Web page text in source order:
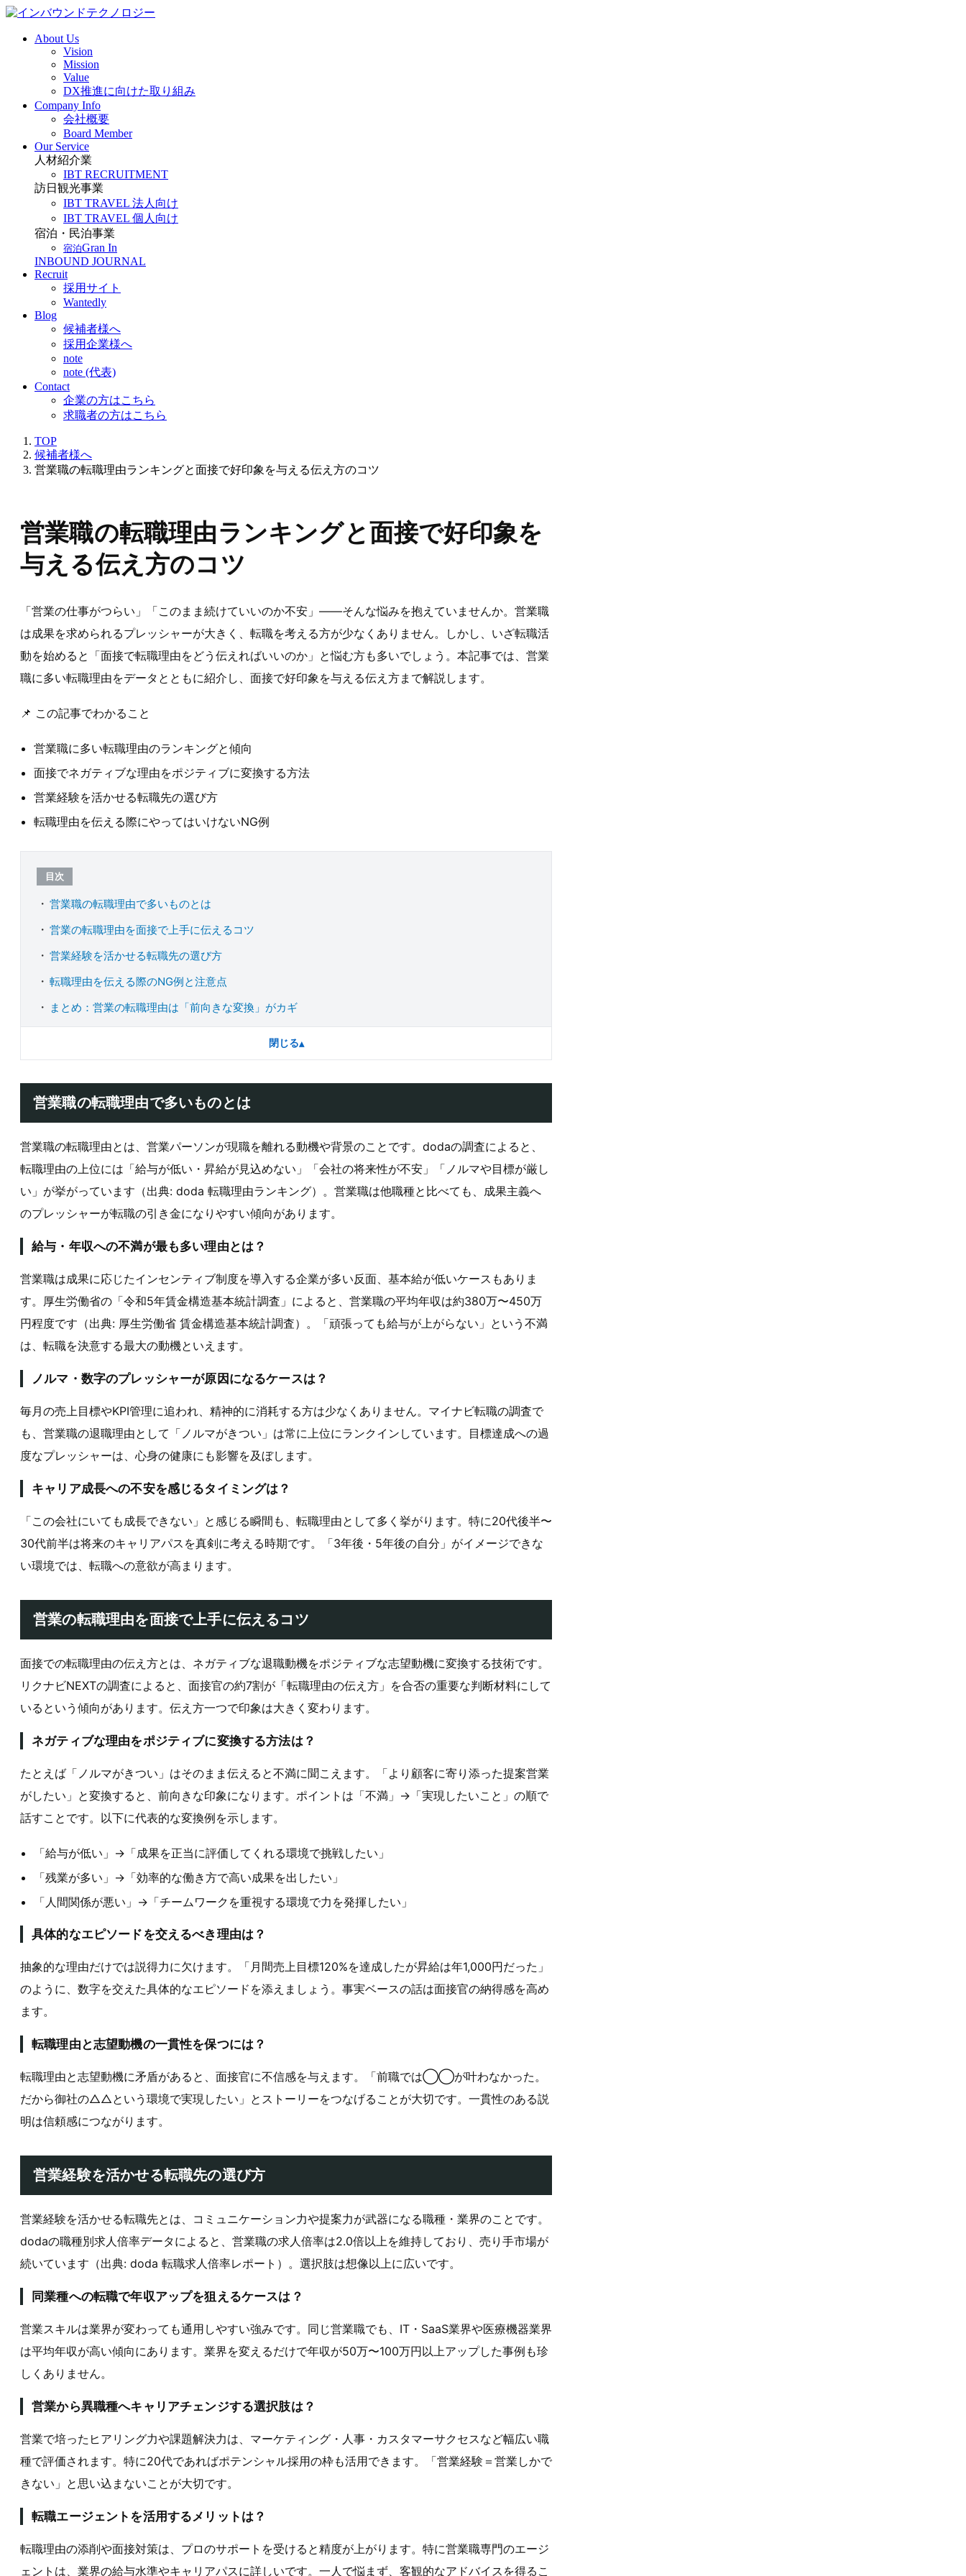
About Us
Vision
Mission
Value
DX推進に向けた取り組み
Company Info
会社概要
Board Member
Our Service
人材紹介業
IBT RECRUITMENT
訪日観光事業
IBT TRAVEL 法人向け
IBT TRAVEL 個人向け
宿泊・民泊事業
宿泊Gran In
INBOUND JOURNAL
Recruit
採用サイト
Wantedly
Blog
候補者様へ
採用企業様へ
note
note (代表)
Contact
企業の方はこちら
求職者の方はこちら
TOP
候補者様へ
営業職の転職理由ランキングと面接で好印象を与える伝え方のコツ
営業職の転職理由ランキングと面接で好印象を
与える伝え方のコツ
「営業の仕事がつらい」「このまま続けていいのか不安」——そんな悩みを抱えていませんか。営業職
は成果を求められるプレッシャーが大きく、転職を考える方が少なくありません。しかし、いざ転職活
動を始めると「面接で転職理由をどう伝えればいいのか」と悩む方も多いでしょう。本記事では、営業
職に多い転職理由をデータとともに紹介し、面接で好印象を与える伝え方まで解説します。
📌 この記事でわかること
営業職に多い転職理由のランキングと傾向
面接でネガティブな理由をポジティブに変換する方法
営業経験を活かせる転職先の選び方
転職理由を伝える際にやってはいけないNG例
目次
営業職の転職理由で多いものとは
営業の転職理由を面接で上手に伝えるコツ
営業経験を活かせる転職先の選び方
転職理由を伝える際のNG例と注意点
まとめ：営業の転職理由は「前向きな変換」がカギ
閉じる▴
営業職の転職理由で多いものとは
営業職の転職理由とは、営業パーソンが現職を離れる動機や背景のことです。dodaの調査によると、
転職理由の上位には「給与が低い・昇給が見込めない」「会社の将来性が不安」「ノルマや目標が厳し
い」が挙がっています（出典: doda 転職理由ランキング）。営業職は他職種と比べても、成果主義へ
のプレッシャーが転職の引き金になりやすい傾向があります。
給与・年収への不満が最も多い理由とは？
営業職は成果に応じたインセンティブ制度を導入する企業が多い反面、基本給が低いケースもありま
す。厚生労働省の「令和5年賃金構造基本統計調査」によると、営業職の平均年収は約380万〜450万
円程度です（出典: 厚生労働省 賃金構造基本統計調査）。「頑張っても給与が上がらない」という不満
は、転職を決意する最大の動機といえます。
ノルマ・数字のプレッシャーが原因になるケースは？
毎月の売上目標やKPI管理に追われ、精神的に消耗する方は少なくありません。マイナビ転職の調査で
も、営業職の退職理由として「ノルマがきつい」は常に上位にランクインしています。目標達成への過
度なプレッシャーは、心身の健康にも影響を及ぼします。
キャリア成長への不安を感じるタイミングは？
「この会社にいても成長できない」と感じる瞬間も、転職理由として多く挙がります。特に20代後半〜
30代前半は将来のキャリアパスを真剣に考える時期です。「3年後・5年後の自分」がイメージできな
い環境では、転職への意欲が高まります。
営業の転職理由を面接で上手に伝えるコツ
面接での転職理由の伝え方とは、ネガティブな退職動機をポジティブな志望動機に変換する技術です。
リクナビNEXTの調査によると、面接官の約7割が「転職理由の伝え方」を合否の重要な判断材料にして
いるという傾向があります。伝え方一つで印象は大きく変わります。
ネガティブな理由をポジティブに変換する方法は？
たとえば「ノルマがきつい」はそのまま伝えると不満に聞こえます。「より顧客に寄り添った提案営業
がしたい」と変換すると、前向きな印象になります。ポイントは「不満」→「実現したいこと」の順で
話すことです。以下に代表的な変換例を示します。
「給与が低い」→「成果を正当に評価してくれる環境で挑戦したい」
「残業が多い」→「効率的な働き方で高い成果を出したい」
「人間関係が悪い」→「チームワークを重視する環境で力を発揮したい」
具体的なエピソードを交えるべき理由は？
抽象的な理由だけでは説得力に欠けます。「月間売上目標120%を達成したが昇給は年1,000円だった」
のように、数字を交えた具体的なエピソードを添えましょう。事実ベースの話は面接官の納得感を高め
ます。
転職理由と志望動機の一貫性を保つには？
転職理由と志望動機に矛盾があると、面接官に不信感を与えます。「前職では◯◯が叶わなかった。
だから御社の△△という環境で実現したい」とストーリーをつなげることが大切です。一貫性のある説
明は信頼感につながります。
営業経験を活かせる転職先の選び方
営業経験を活かせる転職先とは、コミュニケーション力や提案力が武器になる職種・業界のことです。
dodaの職種別求人倍率データによると、営業職の求人倍率は2.0倍以上を維持しており、売り手市場が
続いています（出典: doda 転職求人倍率レポート）。選択肢は想像以上に広いです。
同業種への転職で年収アップを狙えるケースは？
営業スキルは業界が変わっても通用しやすい強みです。同じ営業職でも、IT・SaaS業界や医療機器業界
は平均年収が高い傾向にあります。業界を変えるだけで年収が50万〜100万円以上アップした事例も珍
しくありません。
営業から異職種へキャリアチェンジする選択肢は？
営業で培ったヒアリング力や課題解決力は、マーケティング・人事・カスタマーサクセスなど幅広い職
種で評価されます。特に20代であればポテンシャル採用の枠も活用できます。「営業経験＝営業しかで
きない」と思い込まないことが大切です。
転職エージェントを活用するメリットは？
転職理由の添削や面接対策は、プロのサポートを受けると精度が上がります。特に営業職専門のエージ
ェントは、業界の給与水準やキャリアパスに詳しいです。一人で悩まず、客観的なアドバイスを得るこ